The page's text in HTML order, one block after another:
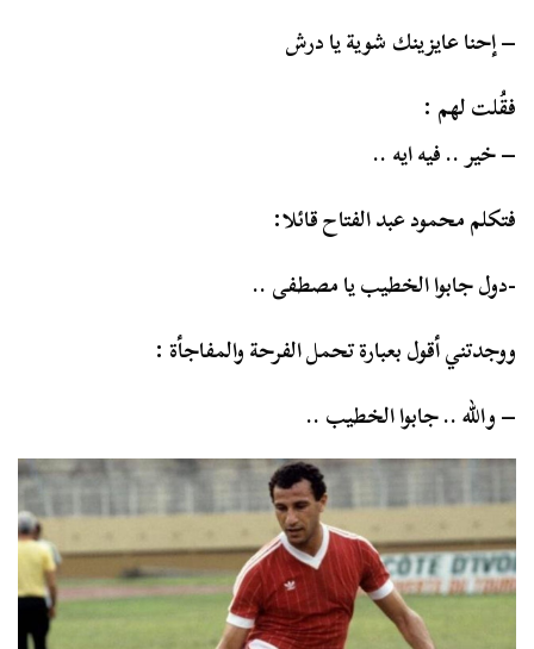
– إحنا عايزينك شوية يا درش
فقُلت لهم :
– خير .. فيه ايه ..
فتكلم محمود عبد الفتاح قائلا:
-دول جابوا الخطيب يا مصطفى ..
ووجدتني أقول بعبارة تحمل الفرحة والمفاجأة :
– والله .. جابوا الخطيب ..